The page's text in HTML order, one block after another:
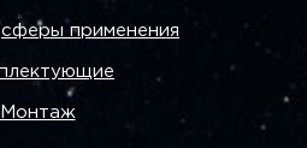
сферы применения
Монтаж